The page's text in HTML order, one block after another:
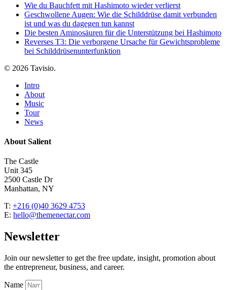
Wie du Bauchfett mit Hashimoto wieder verlierst
Geschwollene Augen: Wie die Schilddrüse damit verbunden
ist und was du dagegen tun kannst
Die besten Aminosäuren für die Unterstützung bei Hashimoto
Reverses T3: Die verborgene Ursache für Gewichtsprobleme
bei Schilddrüsenunterfunktion
© 2026 Tavisio.
Close
Menu
Intro
About
Music
Tour
News
About Salient
The Castle
Unit 345
2500 Castle Dr
Manhattan, NY
T: +216 (0)40 3629 4753
E: hello@themenectar.com
Newsletter
Join our newsletter to get the free update, insight, promotion about
the entrepreneur, business, and career.
Name